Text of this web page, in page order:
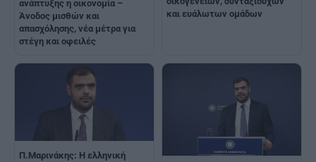
ανάπτυξης η οικονομία –
Άνοδος μισθών και
απασχόλησης, νέα μέτρα για
στέγη και οφειλές
και ευάλωτων ομάδων
Π.Μαρινάκης: Η ελληνική